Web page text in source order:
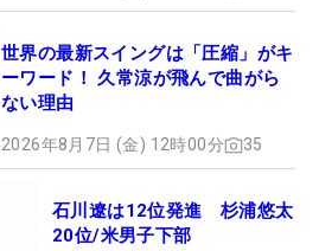
世界の最新スイングは「圧縮」がキ
ーワード！ 久常涼が飛んで曲がら
ない理由
2026年8月7日 (金) 12時00分 35
石川遼は12位発進 杉浦悠太
20位/米男子下部